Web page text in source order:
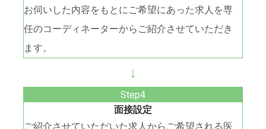
お伺いした内容をもとにご希望にあった求人を専
任のコーディネーターからご紹介させていただき
ます。
↓
面接設定
ご紹介させていただいた求人からご希望される医